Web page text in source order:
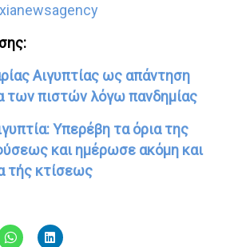
Αιγυπτίας ως απάντηση
των πιστών λόγω πανδημίας
Υπερέβη τα όρια της
και ημέρωσε ακόμη και
τής κτίσεως